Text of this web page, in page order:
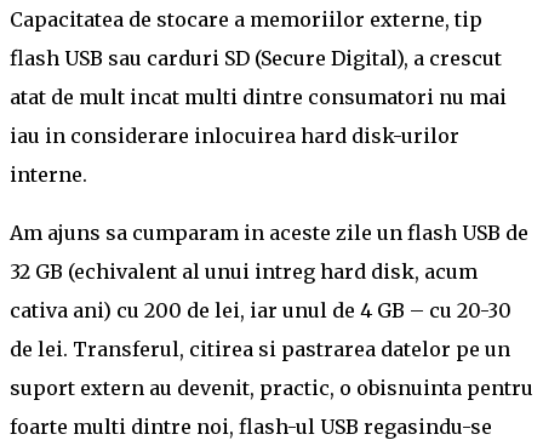
Capacitatea de stocare a memoriilor externe, tip
flash USB sau carduri SD (Secure Digital), a crescut
atat de mult incat multi dintre consumatori nu mai
iau in considerare inlocuirea hard disk-urilor
interne.
Am ajuns sa cumparam in aceste zile un flash USB de
32 GB (echivalent al unui intreg hard disk, acum
cativa ani) cu 200 de lei, iar unul de 4 GB – cu 20-30
de lei. Transferul, citirea si pastrarea datelor pe un
suport extern au devenit, practic, o obisnuinta pentru
foarte multi dintre noi, flash-ul USB regasindu-se